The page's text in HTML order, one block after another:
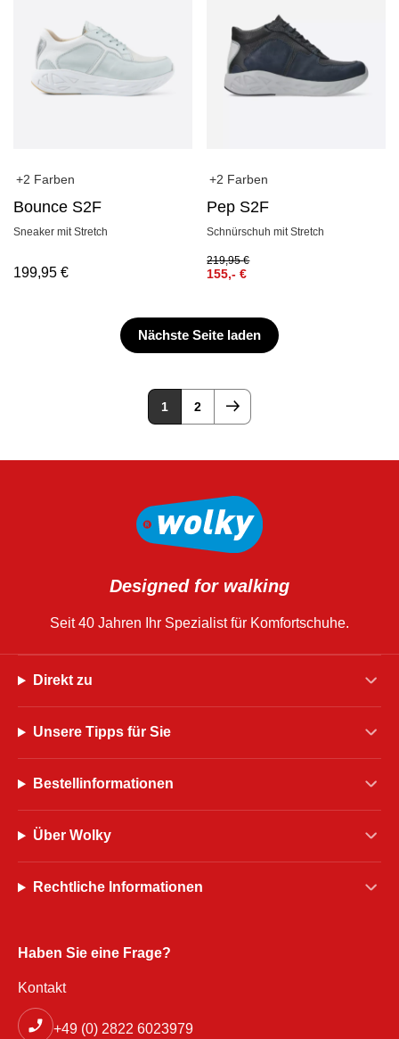
+2 Farben
Bounce S2F
Sneaker mit Stretch
199,95 €
+2 Farben
Pep S2F
Schnürschuh mit Stretch
219,95€
155,-€
Nächste Seite laden
1 2
Designed for walking
Seit 40 Jahren Ihr Spezialist für Komfortschuhe.
Direkt zu
Unsere Tipps für Sie
Bestellinformationen
Über Wolky
Rechtliche Informationen
Haben Sie eine Frage?
Kontakt
+49 (0) 2822 6023979